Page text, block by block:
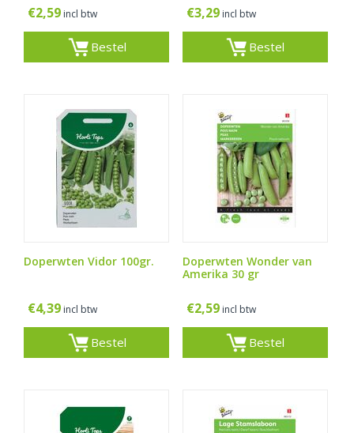
€2,59 incl btw
Bestel
€3,29 incl btw
Bestel
Doperwten Vidor 100gr.
€4,39 incl btw
Bestel
Doperwten Wonder van
Amerika 30 gr
€2,59 incl btw
Bestel